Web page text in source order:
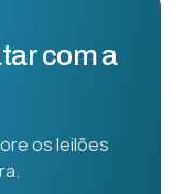
com a
os leilões